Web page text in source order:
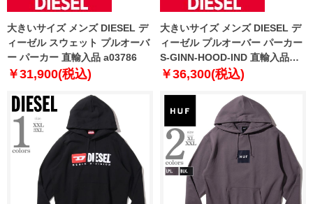
大きいサイズ メンズ DIESEL デ
ィーゼル スウェット プルオーバ
ー パーカー 直輸入品 a03786
￥31,900(税込)
大きいサイズ メンズ DIESEL デ
ィーゼル プルオーバー パーカー
S-GINN-HOOD-IND 直輸入品
a03744
￥36,300(税込)